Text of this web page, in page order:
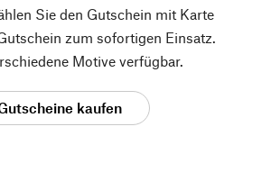
Sie den Gutschein mit Karte
zum sofortigen Einsatz.
Motive verfügbar.
kaufen